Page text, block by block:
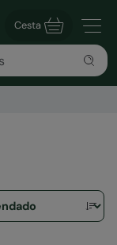
Cesta